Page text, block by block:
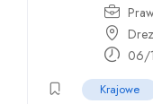
06/
Krajowe